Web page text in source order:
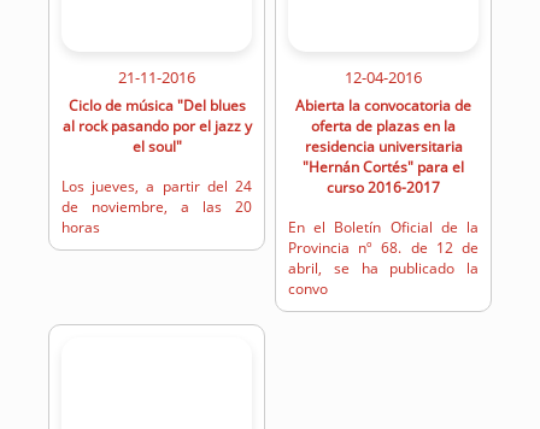
21-11-2016
Ciclo de música "Del blues
al rock pasando por el jazz y
el soul"
Los jueves, a partir del 24
de noviembre, a las 20
horas
12-04-2016
Abierta la convocatoria de
oferta de plazas en la
residencia universitaria
"Hernán Cortés" para el
curso 2016-2017
En el Boletín Oficial de la
Provincia nº 68. de 12 de
abril, se ha publicado la
convo